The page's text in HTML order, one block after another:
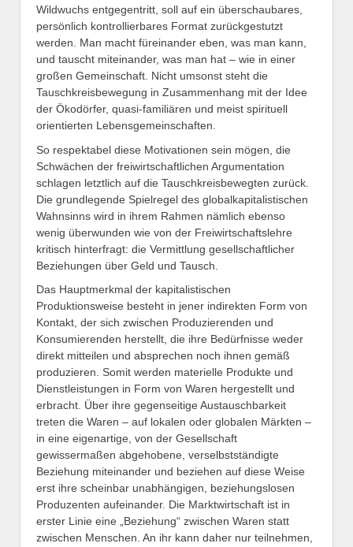
Wildwuchs entgegentritt, soll auf ein überschaubares,
persönlich kontrollierbares Format zurückgestutzt
werden. Man macht füreinander eben, was man kann,
und tauscht miteinander, was man hat – wie in einer
großen Gemeinschaft. Nicht umsonst steht die
Tauschkreisbewegung in Zusammenhang mit der Idee
der Ökodörfer, quasi-familiären und meist spirituell
orientierten Lebensgemeinschaften.
So respektabel diese Motivationen sein mögen, die
Schwächen der freiwirtschaftlichen Argumentation
schlagen letztlich auf die Tauschkreisbewegten zurück.
Die grundlegende Spielregel des globalkapitalistischen
Wahnsinns wird in ihrem Rahmen nämlich ebenso
wenig überwunden wie von der Freiwirtschaftslehre
kritisch hinterfragt: die Vermittlung gesellschaftlicher
Beziehungen über Geld und Tausch.
Das Hauptmerkmal der kapitalistischen
Produktionsweise besteht in jener indirekten Form von
Kontakt, der sich zwischen Produzierenden und
Konsumierenden herstellt, die ihre Bedürfnisse weder
direkt mitteilen und absprechen noch ihnen gemäß
produzieren. Somit werden materielle Produkte und
Dienstleistungen in Form von Waren hergestellt und
erbracht. Über ihre gegenseitige Austauschbarkeit
treten die Waren – auf lokalen oder globalen Märkten –
in eine eigenartige, von der Gesellschaft
gewissermaßen abgehobene, verselbstständigte
Beziehung miteinander und beziehen auf diese Weise
erst ihre scheinbar unabhängigen, beziehungslosen
Produzenten aufeinander. Die Marktwirtschaft ist in
erster Linie eine „Beziehung“ zwischen Waren statt
zwischen Menschen. An ihr kann daher nur teilnehmen,